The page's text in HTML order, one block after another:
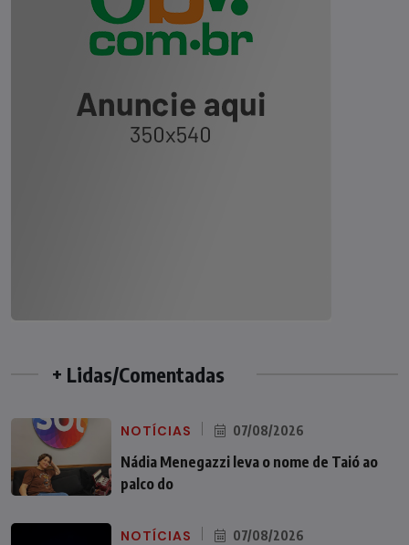
+ Lidas/Comentadas
NOTÍCIAS 07/08/2026
Nádia Menegazzi leva o nome de Taió ao
palco do
NOTÍCIAS 07/08/2026